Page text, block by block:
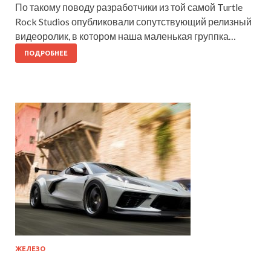
По такому поводу разработчики из той самой Turtle
Rock Studios опубликовали сопутствующий релизный
видеоролик, в котором наша маленькая группка…
ПОДРОБНЕЕ
ЖЕЛЕЗО